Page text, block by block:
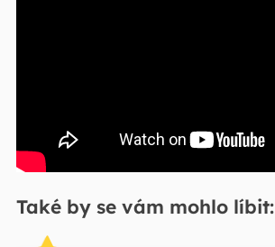
Také by se vám mohlo líbit: